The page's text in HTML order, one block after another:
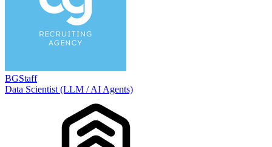
BGStaff
Data Scientist (LLM / AI Agents)